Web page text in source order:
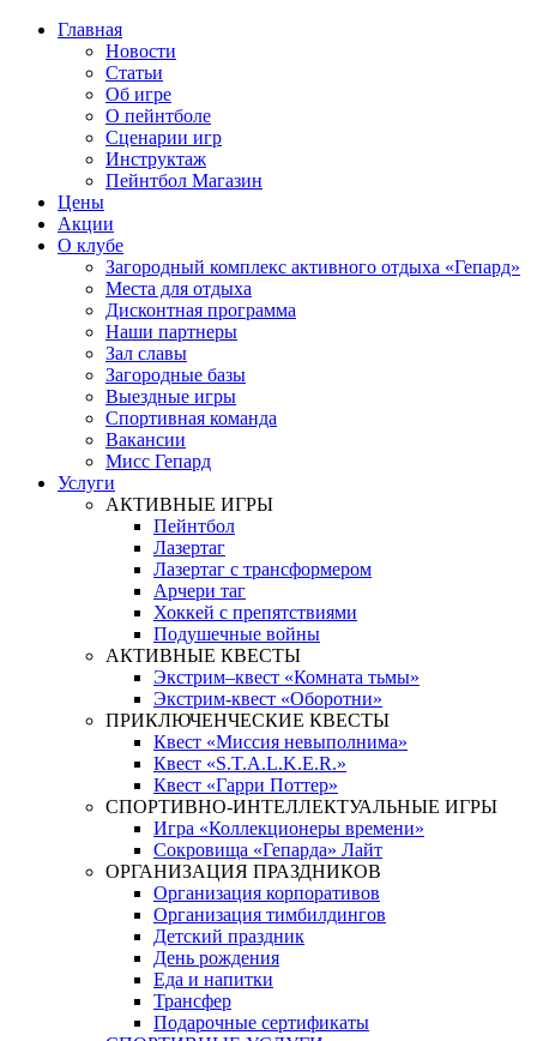
Главная
Новости
Статьи
Об игре
О пейнтболе
Сценарии игр
Инструктаж
Пейнтбол Магазин
Цены
Акции
О клубе
Загородный комплекс активного отдыха «Гепард»
Места для отдыха
Дисконтная программа
Наши партнеры
Зал славы
Загородные базы
Выездные игры
Спортивная команда
Вакансии
Мисс Гепард
Услуги
АКТИВНЫЕ ИГРЫ
Пейнтбол
Лазертаг
Лазертаг с трансформером
Арчери таг
Хоккей с препятствиями
Подушечные войны
АКТИВНЫЕ КВЕСТЫ
Экстрим–квест «Комната тьмы»
Экстрим-квест «Оборотни»
ПРИКЛЮЧЕНЧЕСКИЕ КВЕСТЫ
Квест «Миссия невыполнима»
Квест «S.T.A.L.K.E.R.»
Квест «Гарри Поттер»
СПОРТИВНО-ИНТЕЛЛЕКТУАЛЬНЫЕ ИГРЫ
Игра «Коллекционеры времени»
Сокровища «Гепарда» Лайт
ОРГАНИЗАЦИЯ ПРАЗДНИКОВ
Организация корпоративов
Организация тимбилдингов
Детский праздник
День рождения
Еда и напитки
Трансфер
Подарочные сертификаты